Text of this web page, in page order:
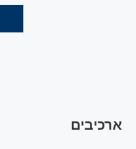
ארכיבים